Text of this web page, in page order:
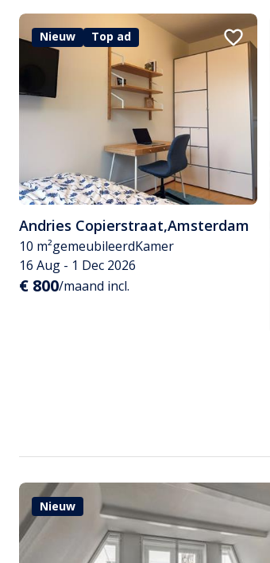
Nieuw Top ad
Andries Copierstraat,Amsterdam
10 m²gemeubileerdKamer
16 Aug - 1 Dec 2026
€ 800/maand incl.
Nieuw